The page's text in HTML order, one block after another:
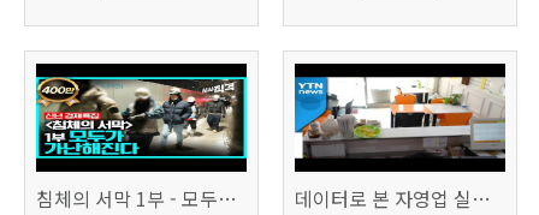
침체의 서막 1부 - 모두가 가난해진다 | 시사직격 신년특집 데이터로 본 자영업 실태 - 매출 '뚝', 장수 업소도 '휘청'